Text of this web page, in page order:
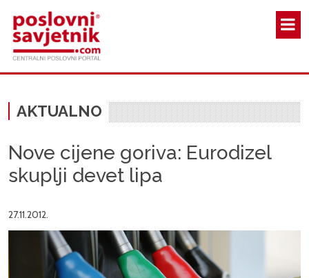
AKTUALNO
Nove cijene goriva: Eurodizel
skuplji devet lipa
27.11.2012.